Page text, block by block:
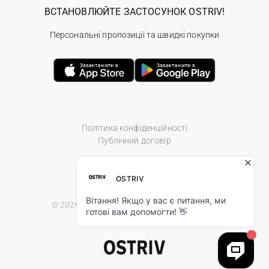
Політика конфіденційності
Публічний договір
© 2026 Ostriv.ua Store. All Rights Reserved.
ВСТАНОВЛЮЙТЕ ЗАСТОСУНОК OSTRIV!
Персональні пропозиції та швидкі покупки